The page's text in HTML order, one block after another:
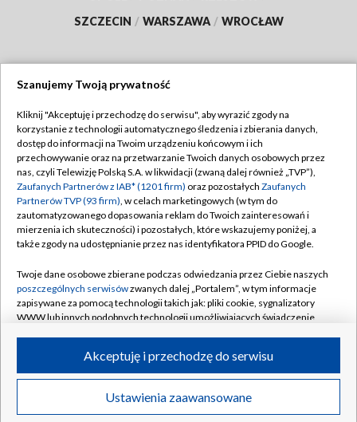
SZCZECIN / WARSZAWA / WROCŁAW
TVP
Abonament TVP
Emisja w TVP
Centrum informacji TVP
Naziemna Telewizja Cyfrowa
Rada Programowa
System NOS
Informacje o nadawcy
Program dla prasy
Ogłoszenie przetargowe
Regulamin TVP
Polityka prywatności
Moje zgody
Pomoc
Kontakt
Kanały
©2026 Telewizja Polska S.A. w likwidacji
Szanujemy Twoją prywatność
Kliknij "Akceptuję i przechodzę do serwisu", aby wyrazić zgody na
korzystanie z technologii automatycznego śledzenia i zbierania danych,
dostęp do informacji na Twoim urządzeniu końcowym i ich
przechowywanie oraz na przetwarzanie Twoich danych osobowych przez
nas, czyli Telewizję Polską S.A. w likwidacji (zwaną dalej również „TVP”),
Zaufanych Partnerów z IAB* (1201 firm) oraz pozostałych Zaufanych
Partnerów TVP (93 firm), w celach marketingowych (w tym do
zautomatyzowanego dopasowania reklam do Twoich zainteresowań i
mierzenia ich skuteczności) i pozostałych, które wskazujemy poniżej, a
także zgody na udostępnianie przez nas identyfikatora PPID do Google.
Twoje dane osobowe zbierane podczas odwiedzania przez Ciebie naszych
poszczególnych serwisówzwanych dalej „Portalem”, w tym informacje
zapisywane za pomocą technologii takich jak: pliki cookie, sygnalizatory
WWW lub innych podobnych technologii umożliwiających świadczenie
ruchu w Internecie.
Twoje dane osobowe zbierane podczas odwiedzania przez Ciebie
poszczególnych serwisówna Portalu, takie jak adresy IP, identyfikatory
Ustawienia zaawansowane
Akceptuję i przechodzę do serwisu